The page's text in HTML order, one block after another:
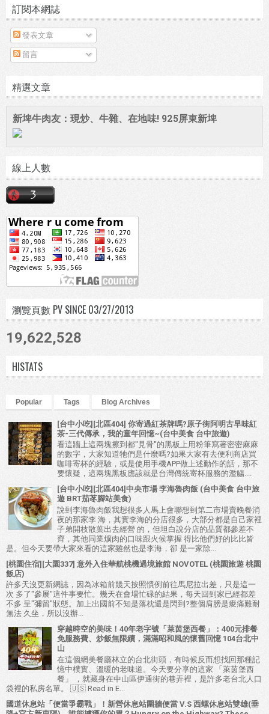
訂閱本網誌
發表文章
留言
精選文章
新埤牛肉友：現炒、牛雜、在地味! 925屏東新埤
線上人數
瀏覽頁數 PV SINCE 03/27/2013
19,622,528
HISTATS
Popular Tags Blog Archives
[台中小吃][北區404] 你寄過紅茶牌嗎?原子街阿明古早味紅
茶-三代傳承，我的童年回憶~(台中美食 台中旅遊)
看這牆上這兩塊擦到都"見骨"的黑板上用粉筆寫著密密麻麻
的數字，大家知道牠們是什麼嗎?如果大家有去便利商店買
咖啡寄杯的經驗，或是使用手機APP做上述動作的話，那不
要懷疑，這兩塊黑板應該就是台灣傳統寄杯服務的濫觴....
[台中小吃][北區404]中央市場 李海魯肉飯 (台中美食 台中旅
遊 BRT茄苳腳站美食)
說到李海魯肉飯我想很多人馬上會聯想到第二市場賣晚餐消
夜的那家李 海，其實李海的分店很多，大部分都是自己家裡
子弟開枝散葉出去經營 的，但坦白說分店的品質都參差不
齊，其他同業爌肉的口味跟火候掌握 得比他們好的比比皆
是。但今天要帶大家來看的這家雖然也是李海，卻 是一家除...
[桃園住宿][大園337] 意外入住華航桃機過境旅館 NOVOTEL (桃園旅遊 桃園
飯店)
許多天沒更新網誌，因為冰箱前幾天按照慣例前往馬尼拉出差，只是這一
次 多了"參展"這件事要忙。幾天在會場忙碌的結果，每天回到家已經都差
不多 呈"彌留"狀態。加上出國前不知是落枕還是閃到?整個肩膀是痠痛難耐
無法 久坐，所以沒辦...
穿越時空的美味！40年老字號「萊茵堡西餐」：400元排餐
免服務費、炒飯無限續，滿滿昭和風的懷舊回憶 104台北中
山
在這個網美餐廳林立的台北街頭，有時候反而想找回那種記
憶中樸實、溫暖的老味道。今天要分享的這家 「萊茵堡西
餐」 ，就藏身在中山區伊通街的巷弄裡，是許多老台北人口
袋裡的私房名單。 🇺🇸 Read in E...
國道休息站「便當爭霸戰」！新營休息站圍牆便當 V.S 西螺休息站雙雄(垂